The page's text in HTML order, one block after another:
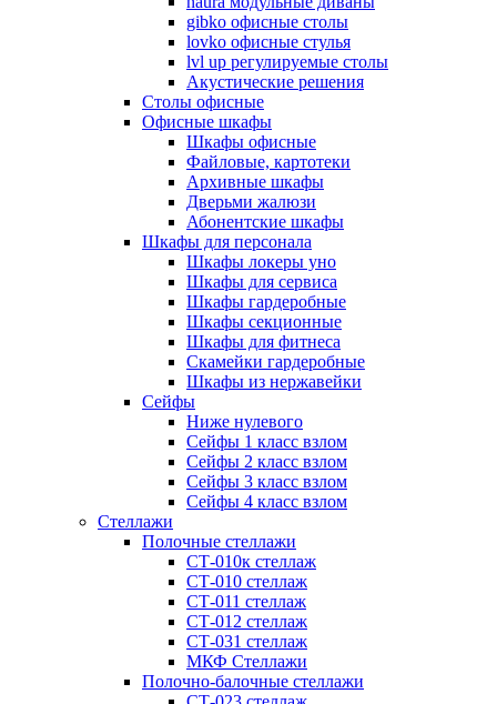
gibko офисные столы
lovko офисные стулья
lvl up регулируемые столы
Акустические решения
Столы офисные
Офисные шкафы
Шкафы офисные
Файловые, картотеки
Архивные шкафы
Дверьми жалюзи
Абонентские шкафы
Шкафы для персонала
Шкафы локеры уно
Шкафы для сервиса
Шкафы гардеробные
Шкафы секционные
Шкафы для фитнеса
Скамейки гардеробные
Шкафы из нержавейки
Сейфы
Ниже нулевого
Сейфы 1 класс взлом
Сейфы 2 класс взлом
Сейфы 3 класс взлом
Сейфы 4 класс взлом
Стеллажи
Полочные стеллажи
СТ-010к стеллаж
СТ-010 стеллаж
СТ-011 стеллаж
СТ-012 стеллаж
СТ-031 стеллаж
МКФ Стеллажи
Полочно-балочные стеллажи